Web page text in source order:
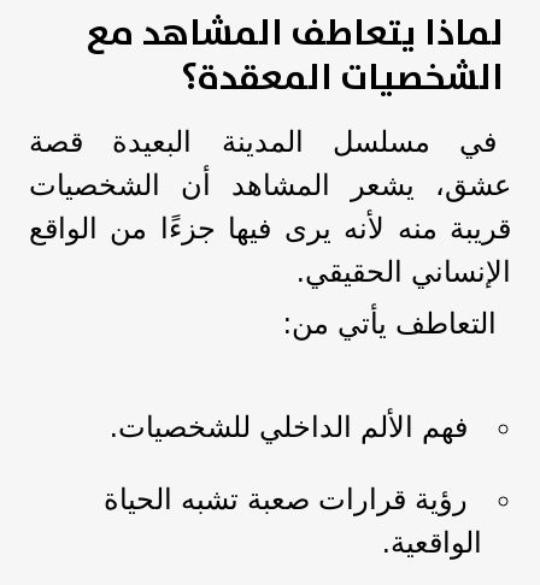
لماذا يتعاطف المشاهد مع
الشخصيات المعقدة؟
في مسلسل المدينة البعيدة قصة
عشق، يشعر المشاهد أن الشخصيات
قريبة منه لأنه يرى فيها جزءًا من الواقع
الإنساني الحقيقي.
التعاطف يأتي من:
فهم الألم الداخلي للشخصيات.
رؤية قرارات صعبة تشبه الحياة
الواقعية.